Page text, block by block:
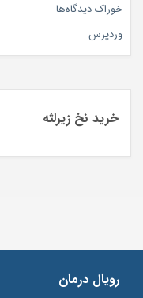
خوراک دیدگاه‌ها
وردپرس
خرید نخ زیرلثه
رویال درمان